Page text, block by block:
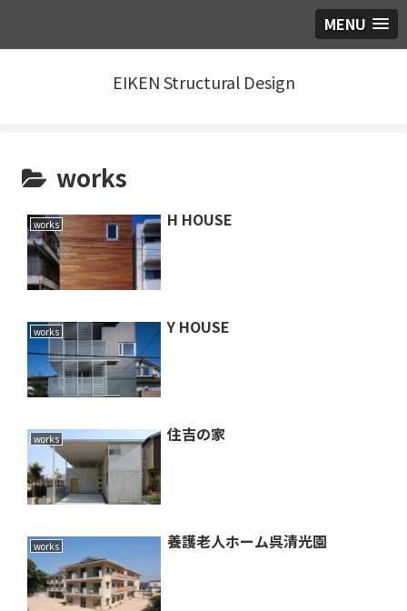
MENU
EIKEN Structural Design
works
works H HOUSE
works Y HOUSE
works 住吉の家
works 養護老人ホーム呉清光園